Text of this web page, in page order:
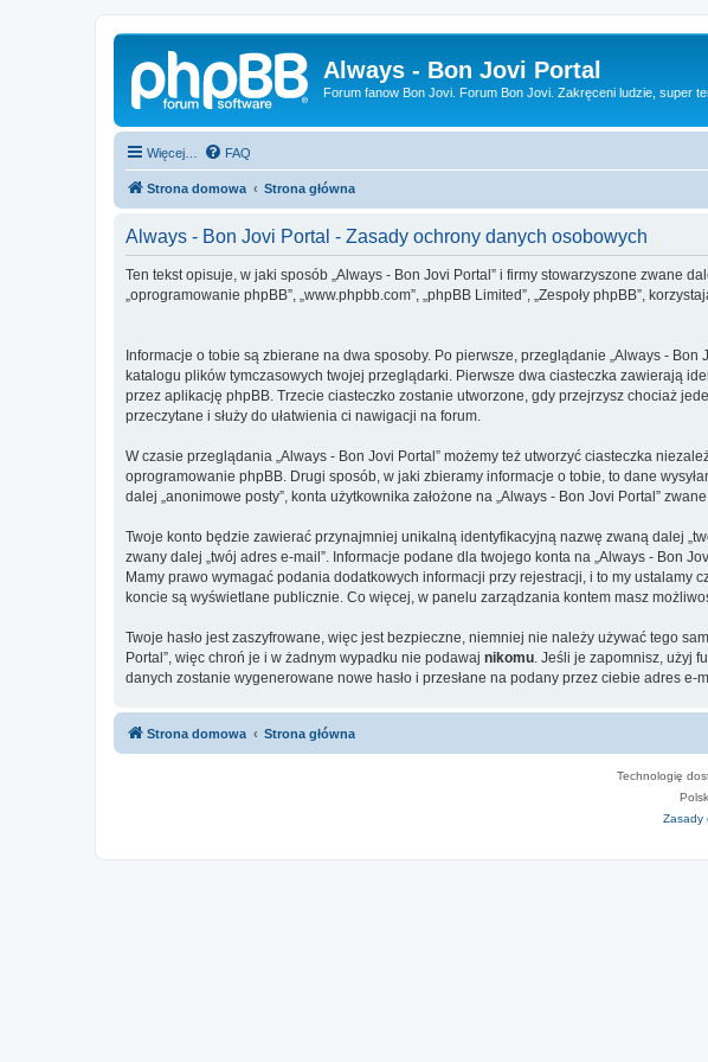
Always - Bon Jovi Portal
Forum fanow Bon Jovi. Forum Bon Jovi. Zakręceni ludzie, super
Więcej… FAQ
Strona domowa Strona główna
Always - Bon Jovi Portal - Zasady ochrony danych osobowych
Ten tekst opisuje, w jaki sposób „Always - Bon Jovi Portal” i firmy stowarzyszone zwane
„oprogramowanie phpBB”, „www.phpbb.com”, „phpBB Limited”, „Zespoły phpBB”,
Informacje o tobie są zbierane na dwa sposoby. Po pierwsze, przeglądanie „Always -
katalogu plików tymczasowych twojej przeglądarki. Pierwsze dwa ciasteczka zawierają
przez aplikację phpBB. Trzecie ciasteczko zostanie utworzone, gdy przejrzysz chociaż
przeczytane i służy do ułatwienia ci nawigacji na forum.
W czasie przeglądania „Always - Bon Jovi Portal” możemy też utworzyć ciasteczka
oprogramowanie phpBB. Drugi sposób, w jaki zbieramy informacje o tobie, to dane
dalej „anonimowe posty”, konta użytkownika założone na „Always - Bon Jovi Portal”
Twoje konto będzie zawierać przynajmniej unikalną identyfikacyjną nazwę zwaną dalej
zwany dalej „twój adres e-mail”. Informacje podane dla twojego konta na „Always - Bon
Mamy prawo wymagać podania dodatkowych informacji przy rejestracji, i to my
koncie są wyświetlane publicznie. Co więcej, w panelu zarządzania kontem masz
Twoje hasło jest zaszyfrowane, więc jest bezpieczne, niemniej nie należy używać tego
Portal”, więc chroń je i w żadnym wypadku nie podawaj nikomu . Jeśli je zapomnisz, użyj
danych zostanie wygenerowane nowe hasło i przesłane na podany przez ciebie adres
Strona domowa Strona główna
Technologię
Zasady